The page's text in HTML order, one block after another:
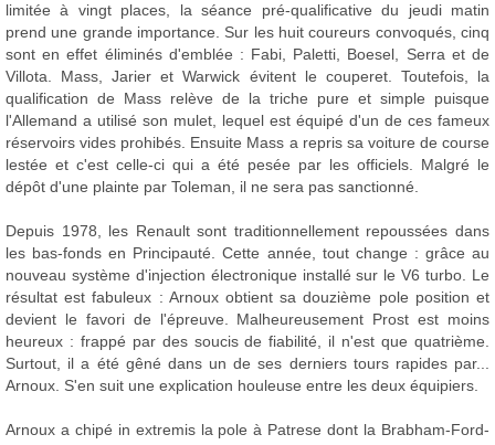
limitée à vingt places, la séance pré-qualificative du jeudi matin
prend une grande importance. Sur les huit coureurs convoqués, cinq
sont en effet éliminés d'emblée : Fabi, Paletti, Boesel, Serra et de
Villota. Mass, Jarier et Warwick évitent le couperet. Toutefois, la
qualification de Mass relève de la triche pure et simple puisque
l'Allemand a utilisé son mulet, lequel est équipé d'un de ces fameux
réservoirs vides prohibés. Ensuite Mass a repris sa voiture de course
lestée et c'est celle-ci qui a été pesée par les officiels. Malgré le
dépôt d'une plainte par Toleman, il ne sera pas sanctionné.
Depuis 1978, les Renault sont traditionnellement repoussées dans
les bas-fonds en Principauté. Cette année, tout change : grâce au
nouveau système d'injection électronique installé sur le V6 turbo. Le
résultat est fabuleux : Arnoux obtient sa douzième pole position et
devient le favori de l'épreuve. Malheureusement Prost est moins
heureux : frappé par des soucis de fiabilité, il n'est que quatrième.
Surtout, il a été gêné dans un de ses derniers tours rapides par...
Arnoux. S'en suit une explication houleuse entre les deux équipiers.
Arnoux a chipé in extremis la pole à Patrese dont la Brabham-Ford-